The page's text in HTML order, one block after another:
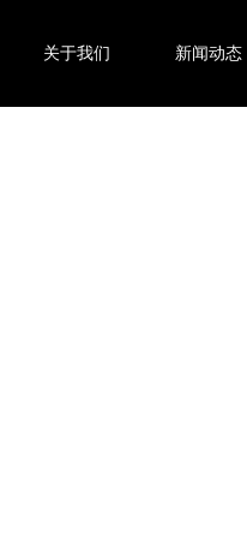
关于我们 新闻动态